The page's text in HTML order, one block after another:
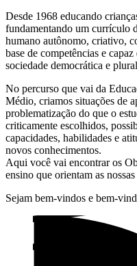
Desde 1968 educando
fundamentando um currículo
humano autônomo, criativo,
base de competências e
sociedade democrática e
No percurso que vai da
Médio, criamos situações de
problematização do que o
criticamente escolhidos,
capacidades, habilidades e
novos conhecimentos.
Aqui você vai encontrar os
ensino que orientam as
Sejam bem-vindos e bem-